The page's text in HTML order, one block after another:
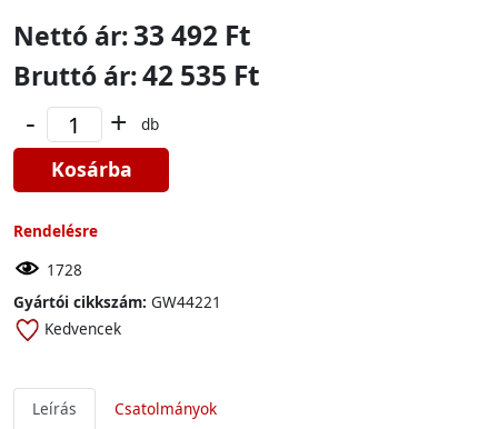
Nettó ár:33 492 Ft
Bruttó ár:42 535 Ft
- + db
Kosárba
Rendelésre
1728
Gyártói cikkszám: GW44221
Kedvencek
Leírás Csatolmányok